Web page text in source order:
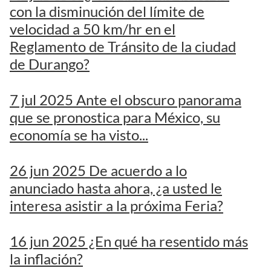
con la disminución del límite de
velocidad a 50 km/hr en el
Reglamento de Tránsito de la ciudad
de Durango?
7 jul 2025 Ante el obscuro panorama
que se pronostica para México, su
economía se ha visto...
26 jun 2025 De acuerdo a lo
anunciado hasta ahora, ¿a usted le
interesa asistir a la próxima Feria?
16 jun 2025 ¿En qué ha resentido más
la inflación?